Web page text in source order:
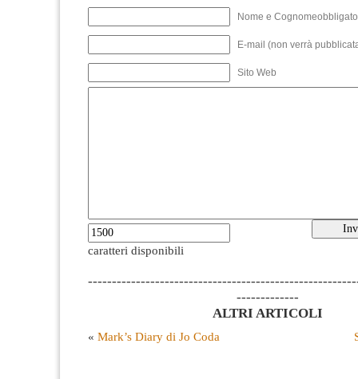
Nome e
E-mail (non verrà
Sito Web
caratteri disponibili
-------------
ALTRI ARTICOLI
« Mark’s Diary di Jo Coda